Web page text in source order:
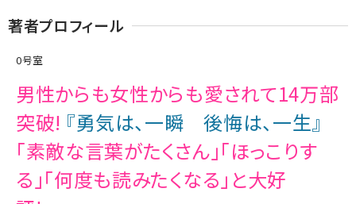
著者プロフィール
0号室
男性からも女性からも愛されて14万部
突破! 『勇気は、一瞬 後悔は、一生』
「素敵な言葉がたくさん」「ほっこりす
る」「何度も読みたくなる」と大好